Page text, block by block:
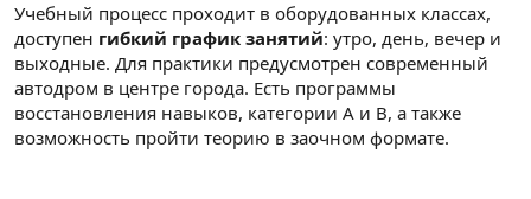
Учебный процесс проходит в оборудованных классах,
доступен гибкий график занятий: утро, день, вечер и
выходные. Для практики предусмотрен современный
автодром в центре города. Есть программы
восстановления навыков, категории A и B, а также
возможность пройти теорию в заочном формате.